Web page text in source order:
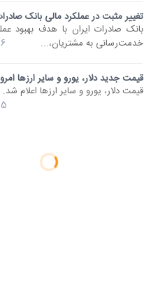
تغییر مثبت در عملکرد مالی بانک
​بانک صادرات ایران با هدف بهبود
خدمت‌رسانی به مشتریان،...
16
قیمت جدید دلار، یورو و سایر ارزها امروز
قیمت دلار، یورو و سایر ارزها اعلام شد.
15